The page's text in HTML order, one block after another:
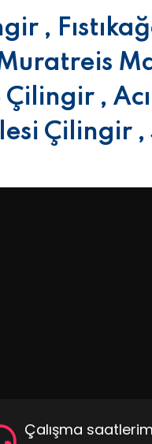
,
,
Çilingir
Çalışma